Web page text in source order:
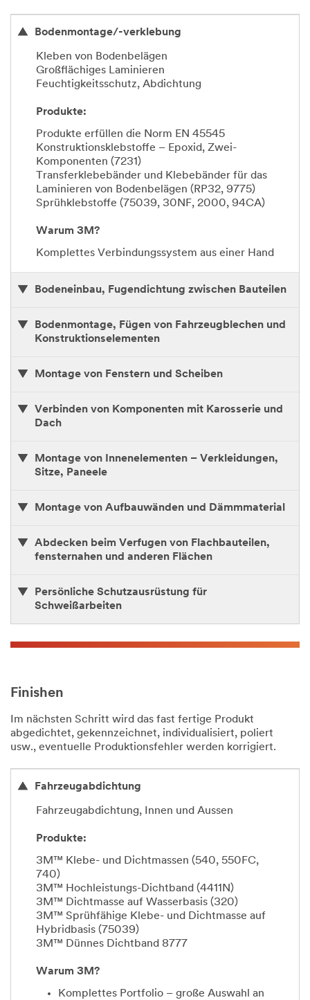
Bodenmontage/-verklebung
Kleben von Bodenbelägen
Großflächiges Laminieren
Feuchtigkeitsschutz, Abdichtung
Produkte:
Produkte erfüllen die Norm EN 45545
Konstruktionsklebstoffe – Epoxid, Zwei-
Komponenten (7231)
Transferklebebänder und Klebebänder für das
Laminieren von Bodenbelägen (RP32, 9775)
Sprühklebstoffe (75039, 30NF, 2000, 94CA)
Warum 3M?
Komplettes Verbindungssystem aus einer Hand
Bodeneinbau, Fugendichtung zwischen Bauteilen
Bodenmontage, Fügen von Fahrzeugblechen und
Konstruktionselementen
Montage von Fenstern und Scheiben
Verbinden von Komponenten mit Karosserie und
Dach
Montage von Innenelementen – Verkleidungen,
Sitze, Paneele
Montage von Aufbauwänden und Dämmmaterial
Abdecken beim Verfugen von Flachbauteilen,
fensternahen und anderen Flächen
Persönliche Schutzausrüstung für
Schweißarbeiten
Finishen
Im nächsten Schritt wird das fast fertige Produkt
abgedichtet, gekennzeichnet, individualisiert, poliert
usw., eventuelle Produktionsfehler werden korrigiert.
Fahrzeugabdichtung
Fahrzeugabdichtung, Innen und Aussen
Produkte:
3M™ Klebe- und Dichtmassen (540, 550FC,
740)
3M™ Hochleistungs-Dichtband (4411N)
3M™ Dichtmasse auf Wasserbasis (320)
3M™ Sprühfähige Klebe- und Dichtmasse auf
Hybridbasis (75039)
3M™ Dünnes Dichtband 8777
Warum 3M?
Komplettes Portfolio – große Auswahl an